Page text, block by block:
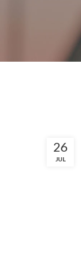
26
JUL